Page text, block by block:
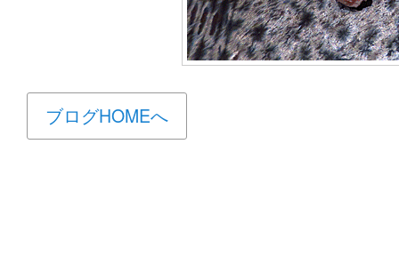
ブログHOMEへ